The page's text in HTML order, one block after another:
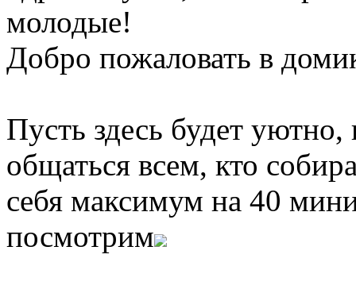
молодые!
Добро пожаловать в
Пусть здесь будет
общаться всем, кто
себя максимум на 40
посмотрим